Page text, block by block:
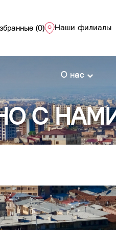
(0) Наши филиалы
О нас
С